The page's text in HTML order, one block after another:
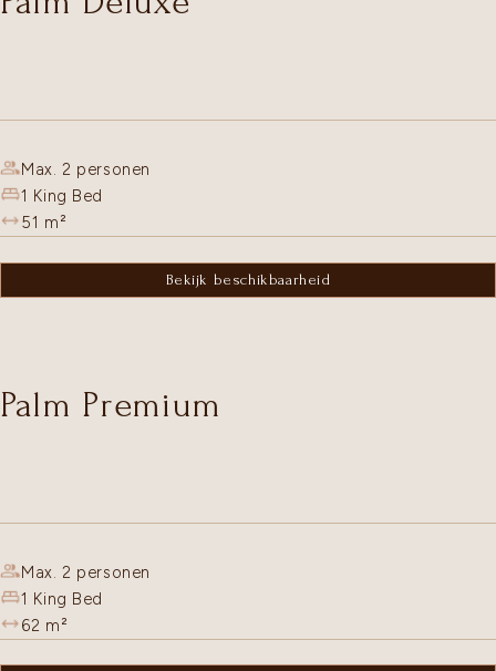
Max. 2 personen
1 King Bed
51 m²
Bekijk beschikbaarheid
Palm Premium
Max. 2 personen
1 King Bed
62 m²